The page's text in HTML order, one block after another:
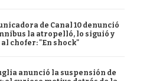
de Canal 10 denunció
la atropelló, lo siguió y
chofer: "En shock"
anunció la suspensión de